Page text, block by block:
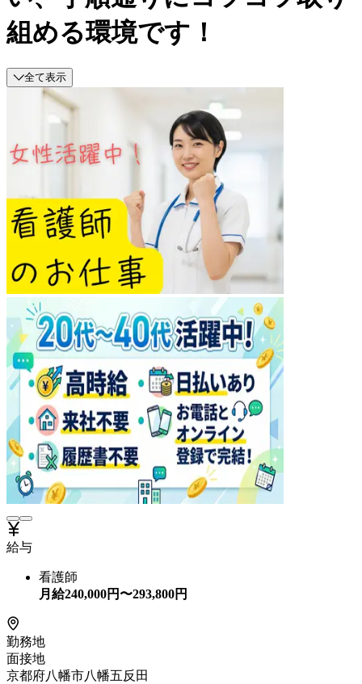
組める環境です！
全て表示
給与
看護師
月給240,000円〜293,800円
勤務地
面接地
京都府八幡市八幡五反田